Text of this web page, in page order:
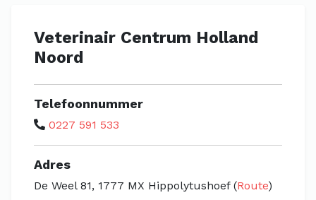
Veterinair Centrum Holland
Noord
Telefoonnummer
0227 591 533
Adres
De Weel 81, 1777 MX Hippolytushoef (Route)